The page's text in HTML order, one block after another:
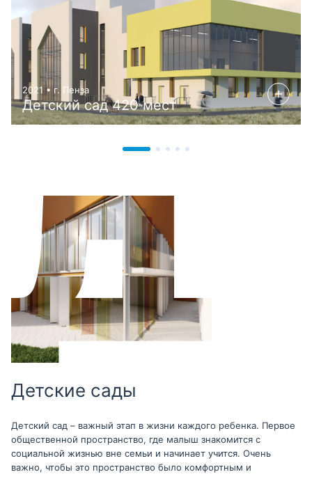
2021 • г. Пенза
Детский сад 420 мест
Детские сады
Детский сад – важный этап в жизни каждого ребенка. Первое
общественной пространство, где малыш знакомится с
социальной жизнью вне семьи и начинает учится. Очень
важно, чтобы это пространство было комфортным и